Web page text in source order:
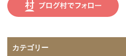
カテゴリー